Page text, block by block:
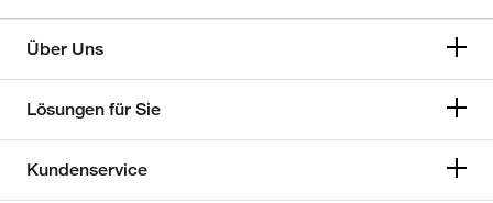
Über Uns
Lösungen für Sie
Kundenservice